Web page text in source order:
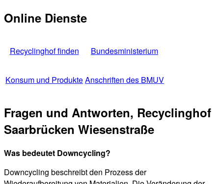
Online Dienste
Recyclinghof finden Bundesministerium
Konsum und ProdukteAnschriften des BMUV
Fragen und Antworten, Recyclinghof
Saarbrücken Wiesenstraße
Was bedeutet Downcycling?
Downcycling beschreibt den Prozess der